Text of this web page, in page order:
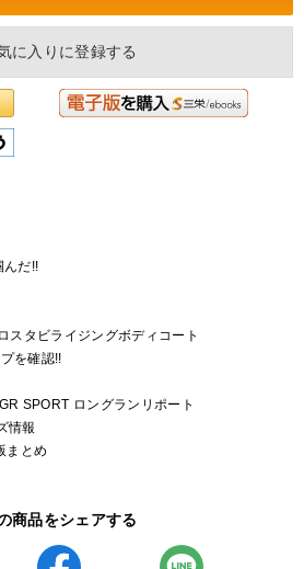
に入りに登録する
んだ!!
スタビライジングボディコート
を確認!!
SPORT ロングランリポート
情報
まとめ
商品をシェアする